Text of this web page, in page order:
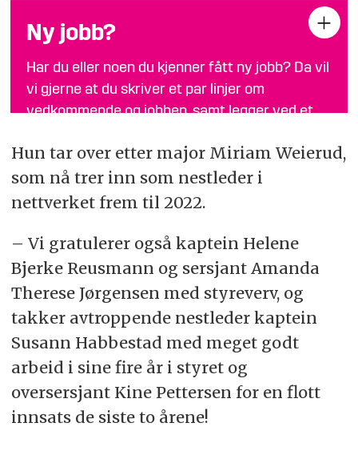
Ny jobb?
Har du eller noen du kjenner fått ny jobb? Da vil
vi gjerne at du skriver et par linjer om
vedkommende og jobben, samt legger ved et
Merk gjerne emnefeltet med «Nytt om navn»
Hun tar over etter major Miriam Weierud,
som nå trer inn som nestleder i
nettverket frem til 2022.
– Vi gratulerer også kaptein Helene
Bjerke Reusmann og sersjant Amanda
Therese Jørgensen med styreverv, og
takker avtroppende nestleder kaptein
Susann Habbestad med meget godt
arbeid i sine fire år i styret og
oversersjant Kine Pettersen for en flott
innsats de siste to årene!